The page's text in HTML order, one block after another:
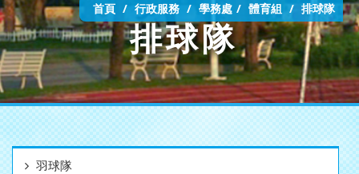
首頁 行政服務 學務處 體育組 排球隊
排球隊
羽球隊